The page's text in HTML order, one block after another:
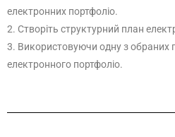
електронних портфоліо.
2. Створіть структурний план
3. Використовуючи одну з обраних
електронного портфоліо.